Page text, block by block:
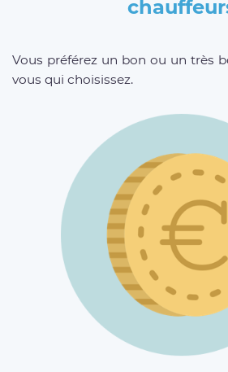
Vous préférez un bon ou un très
vous qui choisissez.